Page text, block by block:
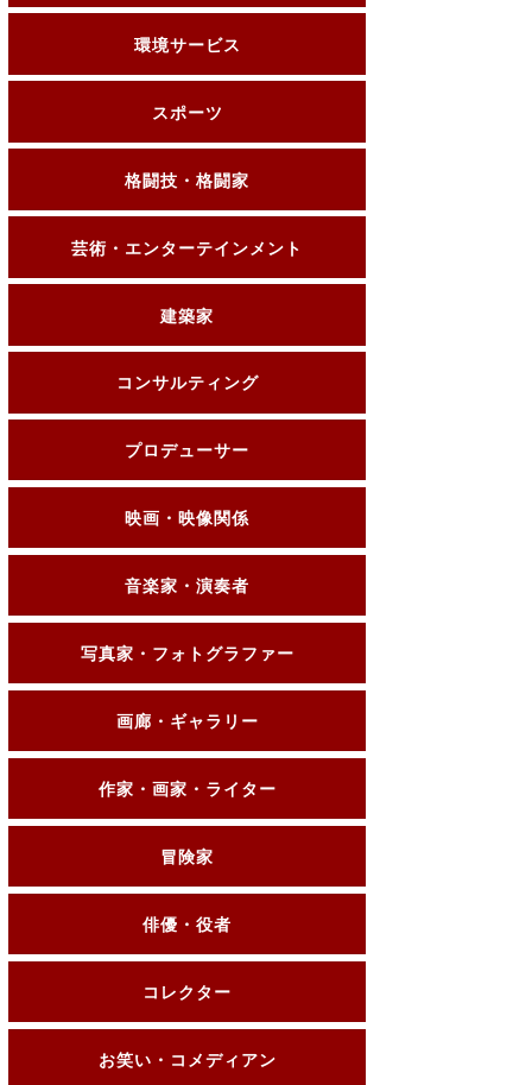
環境サービス
スポーツ
格闘技・格闘家
芸術・エンターテインメント
建築家
コンサルティング
プロデューサー
映画・映像関係
音楽家・演奏者
写真家・フォトグラファー
画廊・ギャラリー
作家・画家・ライター
冒険家
俳優・役者
コレクター
お笑い・コメディアン